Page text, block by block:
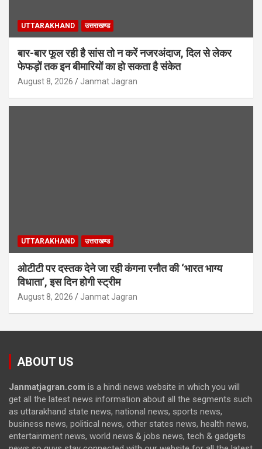
UTTARAKHAND उत्तराखण्ड
बार-बार फूल रही है सांस तो न करें नजरअंदाज, दिल से लेकर
फेफड़ों तक इन बीमारियों का हो सकता है संकेत
August 8, 2026 Janmat Jagran
UTTARAKHAND उत्तराखण्ड
ओटीटी पर दस्तक देने जा रही कंगना रनौत की ‘भारत भाग्य
विधाता’, इस दिन होगी स्ट्रीम
August 8, 2026 Janmat Jagran
ABOUT US
Janmatjagran.com is a hindi news website in which you will
get all the latest news information about all the segments such
as uttarakhand state news, national news, sports news,
business news, political news, other states news, health news,
entertainment news, world news & jobs news, tech & gadgets